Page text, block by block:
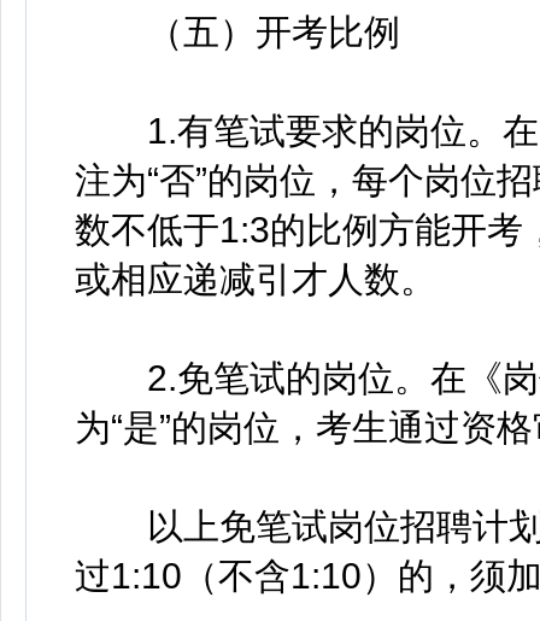
（五）开考比例
1.有笔试要求的岗位。在
注为“否”的岗位，每个岗位
数不低于1:3的比例方能开
或相应递减引才人数。
2.免笔试的岗位。在《岗
为“是”的岗位，考生通过资
以上免笔试岗位招聘计划
过1:10（不含1:10）的，须